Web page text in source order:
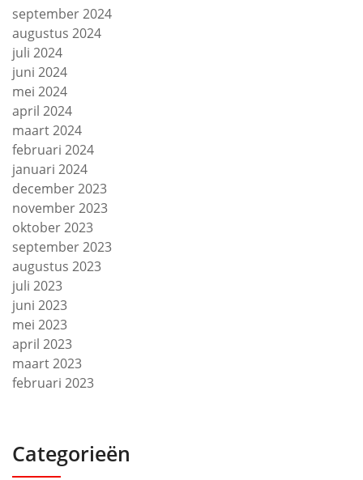
september 2024
augustus 2024
juli 2024
juni 2024
mei 2024
april 2024
maart 2024
februari 2024
januari 2024
december 2023
november 2023
oktober 2023
september 2023
augustus 2023
juli 2023
juni 2023
mei 2023
april 2023
maart 2023
februari 2023
Categorieën